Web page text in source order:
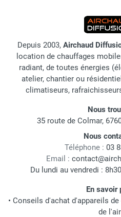
Depuis 2003, Airchaud
location de chauffages
radiant, de toutes énergies
atelier, chantier ou
climatiseurs,
Nous
35 route de Colmar,
Nous
Téléphone : 03
Email :
Du lundi au vendredi :
En savoir
• Conseils d'achat d'appareils
de l'air